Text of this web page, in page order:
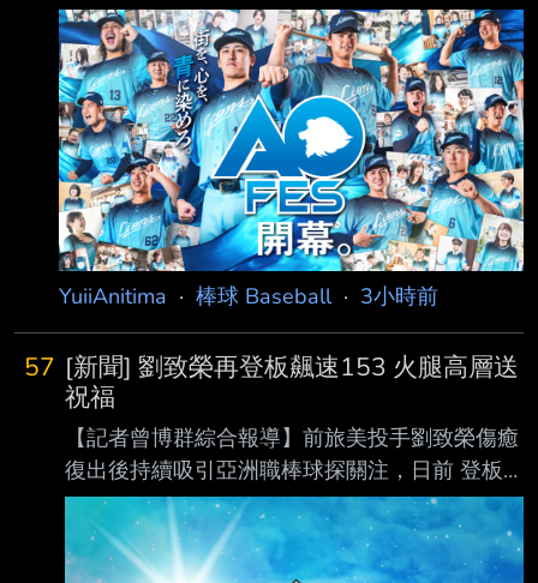
SLG OPS HR RBI PA １. 正木智也 (R) 1B .282
.382 .519 .900 16 40 283 ２. 周東佑京 (L) CF
.278 .348 .351 .699 1 26 395 ３. 近藤健介 (L)
LF .310 .425 .588 1.013 23 82 409 ４. 栗原陵
矢 (L) 3B .253 .342 .552 .894 30 78
YuiiAnitima · 棒球 Baseball· 3小時前
57 [新聞] 劉致榮再登板飆速153 火腿高層送
祝福
【記者曾博群綜合報導】前旅美投手劉致榮傷癒
復出後持續吸引亞洲職棒球探關注，日前 登板
時便有日、韓職多支球隊派員到場觀察，據了解
昨日再度登板，根據現場球探測速， 劉致榮最
快球速達153公里，展現復健後逐步找回球威的